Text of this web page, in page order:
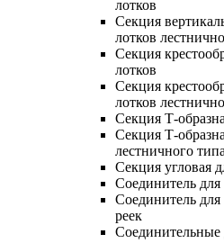
лотков
Секция
лотков
Секция
лотков
Секция
лотков
Секция Т-
Секция Т-
лестничного типа
Секция угловая
Соединитель для
Соединитель
реек
Соединительные